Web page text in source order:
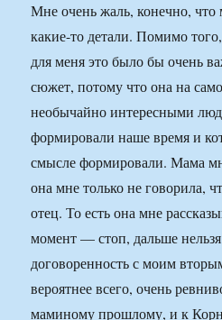
Мне очень жаль, конечно, что
какие-то детали. Помимо
для меня это было бы очень
сюжет, потому что она на
необычайно интересными
формировали наше время и
смысле формировали. Мама
она мне только не говорила,
отец. То есть она мне
момент — стоп, дальше
договоренность с моим
вероятнее всего, очень
маминому прошлому, и к